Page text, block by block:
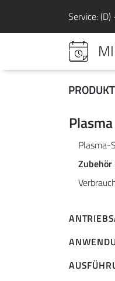
Service:
Plasma
Plasma-
Zubehör